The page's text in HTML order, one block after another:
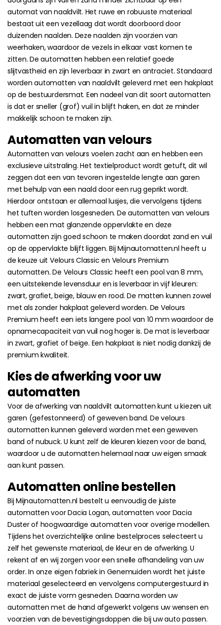
automat van naaldvilt. Het ruwe en robuuste materiaal
bestaat uit een vezellaag dat wordt doorboord door
duizenden naalden. Deze naalden zijn voorzien van
weerhaken, waardoor de vezels in elkaar vast komen te
zitten. De automatten hebben een relatief goede
slijtvastheid en zijn leverbaar in zwart en antraciet. Standaard
worden automatten van naaldvilt geleverd met een hakplaat
op de bestuurdersmat. Een nadeel van dit soort automatten
is dat er sneller (grof) vuil in blijft haken, en dat ze minder
makkelijk schoon te maken zijn.
Automatten van velours
Automatten van velours voelen zacht aan en hebben een
exclusieve uitstraling. Het textielproduct wordt getuft, dit wil
zeggen dat een van tevoren ingestelde lengte aan garen
met behulp van een naald door een rug geprikt wordt.
Hierdoor ontstaan er allemaal lusjes, die vervolgens tijdens
het tuften worden losgesneden. De automatten van velours
hebben een mat glanzende oppervlakte en deze
automatten zijn goed schoon te maken doordat zand en vuil
op de oppervlakte blijft liggen. Bij Mijnautomatten.nl heeft u
de keuze uit Velours Classic en Velours Premium
automatten. De Velours Classic heeft een pool van 8 mm,
een uitstekende levensduur en is leverbaar in vijf kleuren:
zwart, grafiet, beige, blauw en rood. De matten kunnen zowel
met als zonder hakplaat geleverd worden. De Velours
Premium heeft een iets langere pool van 10 mm waardoor de
opnamecapaciteit van vuil nog hoger is. De mat is leverbaar
in zwart, grafiet of beige. Een hakplaat is niet nodig dankzij de
premium kwaliteit.
Kies de afwerking voor uw
automatten
Voor de afwerking van naaldvilt automatten kunt u kiezen uit
garen (gefestonneerd) of geweven band. De velours
automatten kunnen geleverd worden met een geweven
band of nubuck. U kunt zelf de kleuren kiezen voor de band,
waardoor u de automatten helemaal naar uw eigen smaak
aan kunt passen.
Automatten online bestellen
Bij Mijnautomatten.nl bestelt u eenvoudig de juiste
automatten voor Dacia Logan, automatten voor Dacia
Duster of hoogwaardige automatten voor overige modellen.
Tijdens het overzichtelijke online bestelproces selecteert u
zelf het gewenste materiaal, de kleur en de afwerking. U
rekent af en wij zorgen voor een snelle afhandeling van uw
order. In onze eigen fabriek in Genemuiden wordt het juiste
materiaal geselecteerd en vervolgens computergestuurd in
exact de juiste vorm gesneden. Daarna worden uw
automatten met de hand afgewerkt volgens uw wensen en
voorzien van de bevestigingsdoppen die bij uw auto passen.